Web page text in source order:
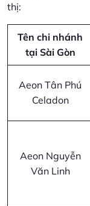
thị:
Tên chi nhánh
tại Sài Gòn
Aeon Tân Phú
Celadon
Aeon Nguyễn
Văn Linh